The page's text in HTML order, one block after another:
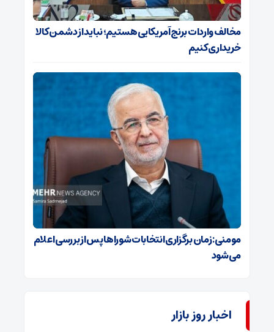
مخالف واردات برنج آمریکایی هستیم؛ نباید از دشمن کالا
خریداری کنیم
مومنی: زمان برگزاری انتخابات شوراها پس از بررسی اعلام
می‌شود
اخبار روز بازار